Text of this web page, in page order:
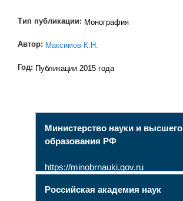
Тип публикации: Монография
Автор: Максимов К.Н.
Год: Публикации 2015 года
Министерство науки и высшего
образования РФ
https://minobrnauki.gov.ru
Российская академия наук